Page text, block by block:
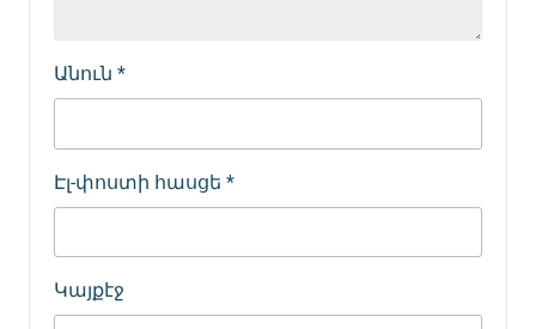
Անուն *
Էլ-փոստի հասցե *
Կայքէջ